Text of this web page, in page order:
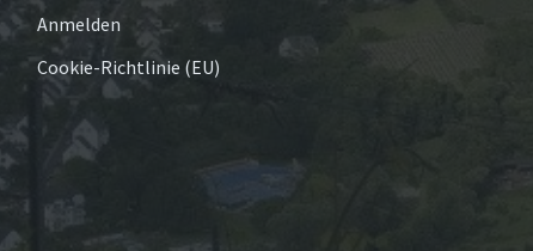
Anmelden
Cookie-Richtlinie (EU)